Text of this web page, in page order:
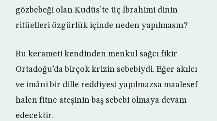
gözbebeği olan Kudüs’te üç İbrahimi dinin
ritüelleri özgürlük içinde neden yapılmasın?
Bu kerameti kendinden menkul sağcı fikir
Ortadoğu’da birçok krizin sebebiydi. Eğer akılcı
ve imâni bir dille reddiyesi yapılmazsa maalesef
halen fitne ateşinin baş sebebi olmaya devam
edecektir.